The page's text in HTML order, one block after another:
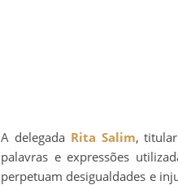
A delegada Rita Salim,
palavras e expressões
perpetuam desigualdades e